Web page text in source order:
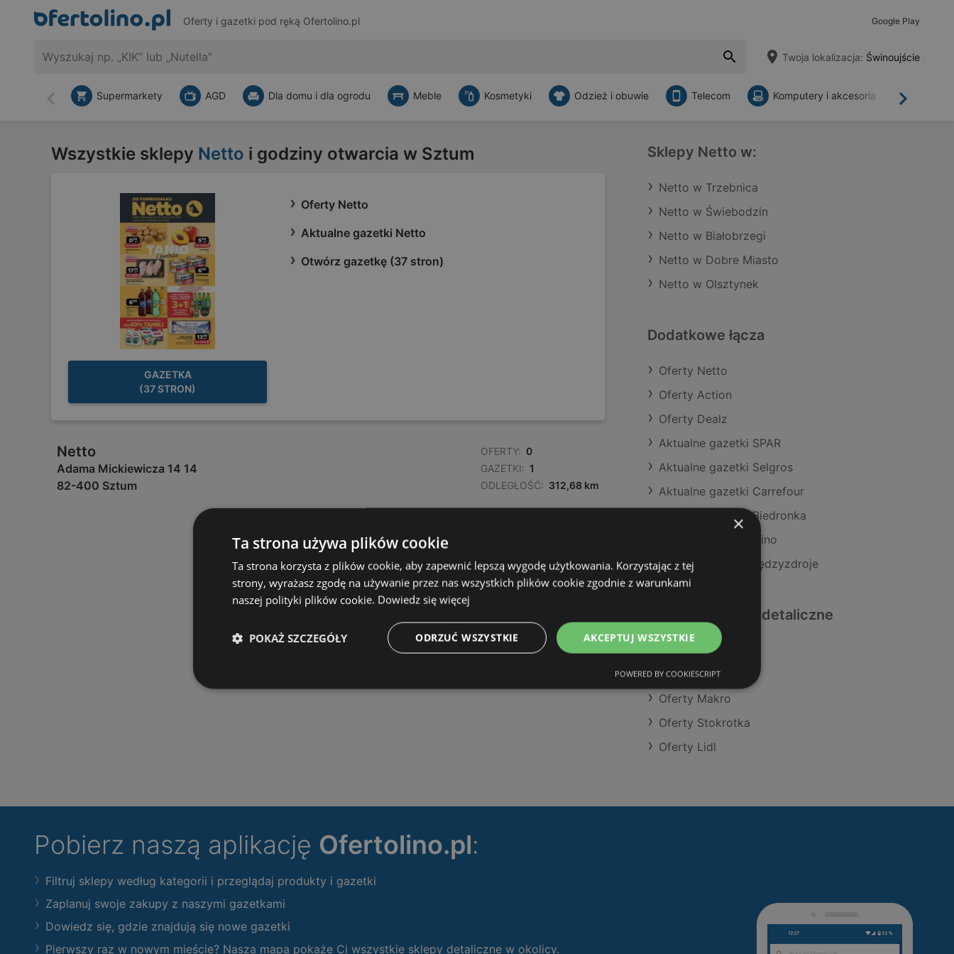
Oferty i gazetki pod ręką Ofertolino.pl Google Play
Twoja lokalizacja: Świnoujście
Wstecz Dalej
Supermarkety AGD Dla domu i dla ogrodu Meble Kosmetyki Odzież i obuwie Telecom Komputery i akcesoria
Wszystkie sklepy Netto i godziny otwarcia w Sztum
GAZETKA
(37 STRON)
Oferty Netto
Aktualne gazetki Netto
Otwórz gazetkę (37 stron)
Netto
Adama Mickiewicza 14 14
82-400 Sztum
OFERTY: 0
GAZETKI: 1
ODLEGŁOŚĆ: 312,68 km
Sklepy Netto w:
Netto w Trzebnica
Netto w Świebodzin
Netto w Białobrzegi
Netto w Dobre Miasto
Netto w Olsztynek
Dodatkowe łącza
Oferty Netto
Oferty Action
Oferty Dealz
Aktualne gazetki SPAR
Aktualne gazetki Selgros
Aktualne gazetki Carrefour
Aktualne gazetki Biedronka
Aktualne gazetki Dino
Sklepy Netto w Międzyzdroje
Podobne sklepy detaliczne
Oferty Aldi
Oferty Dino
Oferty Makro
Oferty Stokrotka
Oferty Lidl
Pobierz naszą aplikację Ofertolino.pl:
Filtruj sklepy według kategorii i przeglądaj produkty i gazetki
Zaplanuj swoje zakupy z naszymi gazetkami
Dowiedz się, gdzie znajdują się nowe gazetki
Pierwszy raz w nowym mieście? Nasza mapa pokaże Ci wszystkie sklepy detaliczne w okolicy.
×
Ta strona używa plików cookie
Ta strona korzysta z plików cookie, aby zapewnić lepszą wygodę użytkowania. Korzystając z tej
strony, wyrażasz zgodę na używanie przez nas wszystkich plików cookie zgodnie z warunkami
naszej polityki plików cookie. Dowiedz się więcej
AKCEPTUJ WSZYSTKIE
ODRZUĆ WSZYSTKIE
POKAŻ SZCZEGÓŁY
POWERED BY COOKIESCRIPT